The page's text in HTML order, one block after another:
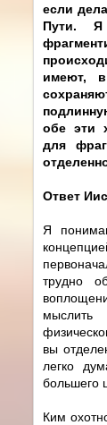
если
Пути. Я
имеют,
обе эти
для
Ответ
Я
трудно
вы
легко
большего
Ким